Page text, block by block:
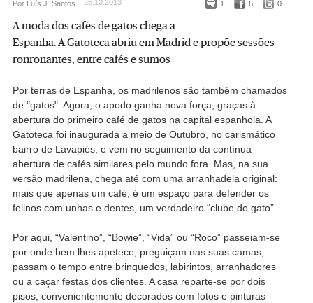
1 6 0
Por Luís J. Santos 25.10.2013
A moda dos cafés de gatos chega a
Espanha. A Gatoteca abriu em Madrid e propõe sessões
ronronantes, entre cafés e sumos
Por terras de Espanha, os madrilenos são também chamados
de "gatos". Agora, o apodo ganha nova força, graças à
abertura do primeiro café de gatos na capital espanhola. A
Gatoteca foi inaugurada a meio de Outubro, no carismático
bairro de Lavapiés, e vem no seguimento da contínua
abertura de cafés similares pelo mundo fora. Mas, na sua
versão madrilena, chega até com uma arranhadela original:
mais que apenas um café, é um espaço para defender os
felinos com unhas e dentes, um verdadeiro “clube do gato”.
Por aqui, “Valentino”, “Bowie”, “Vida” ou “Roco” passeiam-se
por onde bem lhes apetece, preguiçam nas suas camas,
passam o tempo entre brinquedos, labirintos, arranhadores
ou a caçar festas dos clientes. A casa reparte-se por dois
pisos, convenientemente decorados com fotos e pinturas